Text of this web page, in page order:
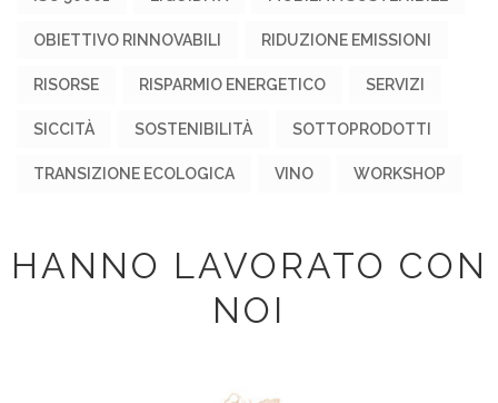
OBIETTIVO RINNOVABILI RIDUZIONE EMISSIONI
RISORSE RISPARMIO ENERGETICO SERVIZI
SICCITÀ SOSTENIBILITÀ SOTTOPRODOTTI
TRANSIZIONE ECOLOGICA VINO WORKSHOP
HANNO LAVORATO CON
NOI